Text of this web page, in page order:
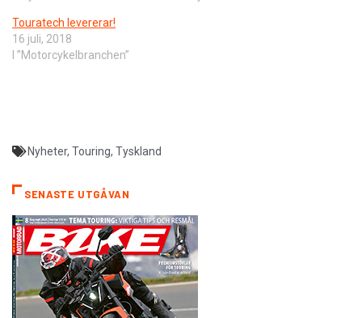
Touratech levererar!
16 juli, 2018
I ”Motorcykelbranchen”
Nyheter, Touring, Tyskland
SENASTE UTGÅVAN